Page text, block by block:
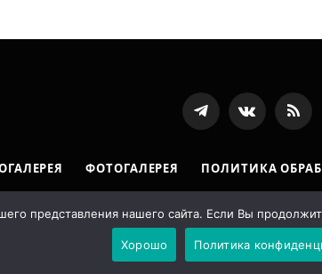
ТелеграммВКонтактеRSS-
ФОТОГАЛЕРЕЯ ПОЛИТИКА
© 2026 Государственная архивная служба Республики
представления нашего сайта. Если Вы
Хорошо Политика